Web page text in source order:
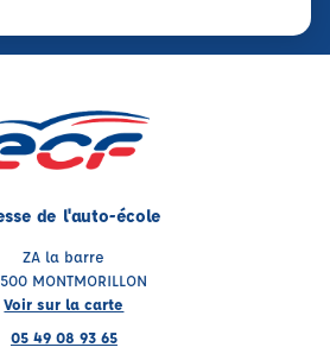
de l'auto-école
ZA la barre
MONTMORILLON
Voir sur la carte
05 49 08 93 65